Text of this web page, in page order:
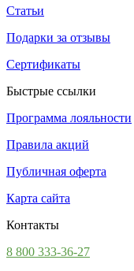
Статьи
Подарки за отзывы
Сертификаты
Быстрые ссылки
Программа лояльности
Правила акций
Публичная оферта
Карта сайта
Контакты
8 800 333-36-27